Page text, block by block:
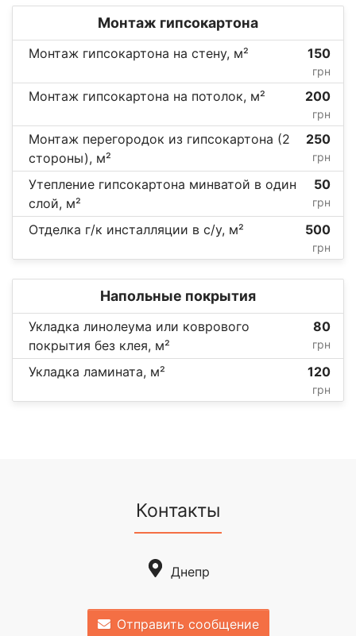
Монтаж гипсокартона
Монтаж гипсокартона на стену, м² 150
грн
Монтаж гипсокартона на потолок, м² 200
грн
Монтаж перегородок из гипсокартона (2
стороны), м²
250
грн
Утепление гипсокартона минватой в один
слой, м²
50
грн
Отделка г/к инсталляции в с/у, м² 500
грн
Напольные покрытия
Укладка линолеума или коврового
покрытия без клея, м²
80
грн
Укладка ламината, м² 120
грн
Контакты
Днепр
Отправить сообщение